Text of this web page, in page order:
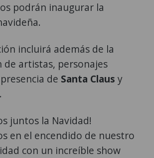
podrán inaugurar la
incluirá además de la
de artistas, personajes
de Santa Claus y
.
juntos la Navidad!
en el encendido de nuestro
con un increíble show